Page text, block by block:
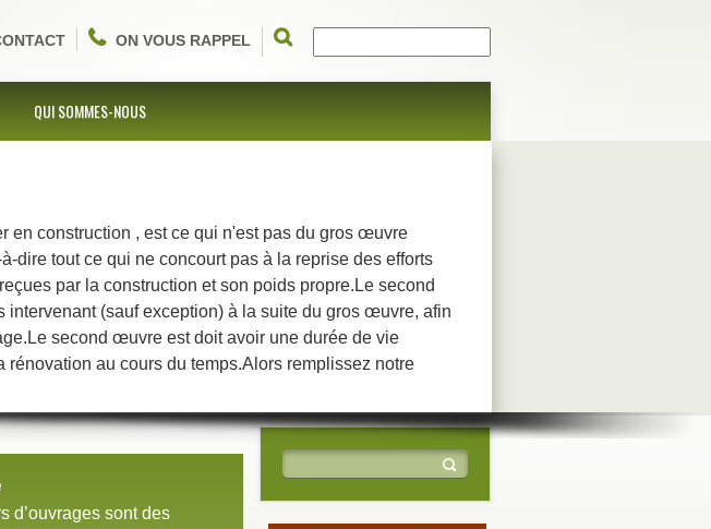
ON VOUS RAPPEL
QUI SOMMES-NOUS
construction , est ce qui n'est pas du gros œuvre
dire tout ce qui ne concourt pas à la reprise des efforts
par la construction et son poids propre.Le second
(sauf exception) à la suite du gros œuvre, afin
second œuvre est doit avoir une durée de vie
au cours du temps.Alors remplissez notre
d’ouvrages sont des